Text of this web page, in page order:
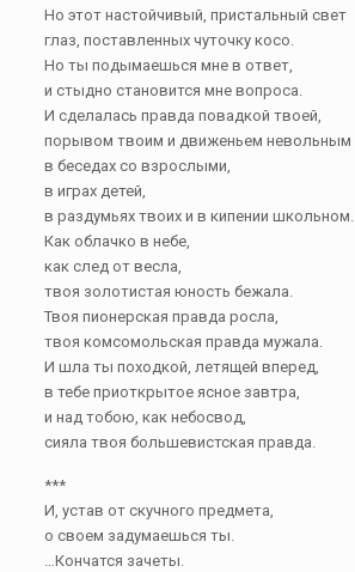
Но этот настойчивый, пристальный свет
глаз, поставленных чуточку косо.
Но ты подымаешься мне в ответ,
и стыдно становится мне вопроса.
И сделалась правда повадкой твоей,
порывом твоим и движеньем невольным
в беседах со взрослыми,
в играх детей,
в раздумьях твоих и в кипении школьном.
Как облачко в небе,
как след от весла,
твоя золотистая юность бежала.
Твоя пионерская правда росла,
твоя комсомольская правда мужала.
И шла ты походкой, летящей вперед,
в тебе приоткрытое ясное завтра,
и над тобою, как небосвод,
сияла твоя большевистская правда.
***
И, устав от скучного предмета,
о своем задумаешься ты.
…Кончатся зачеты.